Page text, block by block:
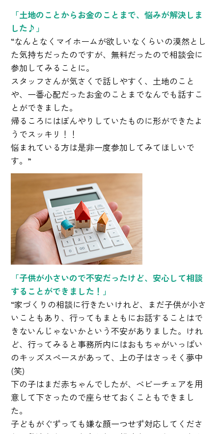
「土地のことからお金のことまで、悩みが解決しま
した♪」
“なんとなくマイホームが欲しいなくらいの漠然とし
た気持ちだったのですが、無料だったので相談会に
参加してみることに。
スタッフさんが気さくで話しやすく、土地のこと
や、一番心配だったお金のことまでなんでも話すこ
とができました。
帰るころにはぼんやりしていたものに形ができたよ
うでスッキリ！！
悩まれている方は是非一度参加してみてほしいで
す。”
「子供が小さいので不安だったけど、安心して相談
することができました！」
“家づくりの相談に行きたいけれど、まだ子供が小さ
いこともあり、行ってもまともにお話することはで
きないんじゃないかという不安がありました。けれ
ど、行ってみると事務所内にはおもちゃがいっぱい
のキッズスペースがあって、上の子はさっそく夢中
(笑)
下の子はまだ赤ちゃんでしたが、ベビーチェアを用
意して下さったので座らせておくこともできまし
た。
子どもがぐずっても嫌な顔一つせず対応してくださ